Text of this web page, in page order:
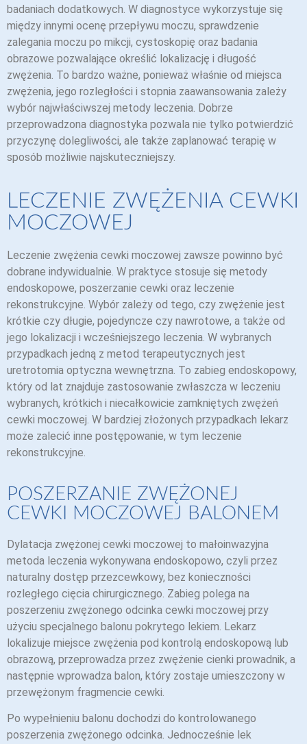
badaniach dodatkowych. W diagnostyce wykorzystuje się
między innymi ocenę przepływu moczu, sprawdzenie
zalegania moczu po mikcji, cystoskopię oraz badania
obrazowe pozwalające określić lokalizację i długość
zwężenia. To bardzo ważne, ponieważ właśnie od miejsca
zwężenia, jego rozległości i stopnia zaawansowania zależy
wybór najwłaściwszej metody leczenia. Dobrze
przeprowadzona diagnostyka pozwala nie tylko potwierdzić
przyczynę dolegliwości, ale także zaplanować terapię w
sposób możliwie najskuteczniejszy.
LECZENIE ZWĘŻENIA CEWKI
MOCZOWEJ
Leczenie zwężenia cewki moczowej zawsze powinno być
dobrane indywidualnie. W praktyce stosuje się metody
endoskopowe, poszerzanie cewki oraz leczenie
rekonstrukcyjne. Wybór zależy od tego, czy zwężenie jest
krótkie czy długie, pojedyncze czy nawrotowe, a także od
jego lokalizacji i wcześniejszego leczenia. W wybranych
przypadkach jedną z metod terapeutycznych jest
uretrotomia optyczna wewnętrzna. To zabieg endoskopowy,
który od lat znajduje zastosowanie zwłaszcza w leczeniu
wybranych, krótkich i niecałkowicie zamkniętych zwężeń
cewki moczowej. W bardziej złożonych przypadkach lekarz
może zalecić inne postępowanie, w tym leczenie
rekonstrukcyjne.
POSZERZANIE ZWĘŻONEJ
CEWKI MOCZOWEJ BALONEM
Dylatacja zwężonej cewki moczowej to małoinwazyjna
metoda leczenia wykonywana endoskopowo, czyli przez
naturalny dostęp przezcewkowy, bez konieczności
rozległego cięcia chirurgicznego. Zabieg polega na
poszerzeniu zwężonego odcinka cewki moczowej przy
użyciu specjalnego balonu pokrytego lekiem. Lekarz
lokalizuje miejsce zwężenia pod kontrolą endoskopową lub
obrazową, przeprowadza przez zwężenie cienki prowadnik, a
następnie wprowadza balon, który zostaje umieszczony w
przewężonym fragmencie cewki.
Po wypełnieniu balonu dochodzi do kontrolowanego
poszerzenia zwężonego odcinka. Jednocześnie lek